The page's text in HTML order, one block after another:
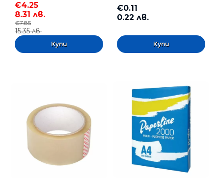
€4.25
8.31 лв.
€7.85
15.35 лв.
€0.11
0.22 лв.